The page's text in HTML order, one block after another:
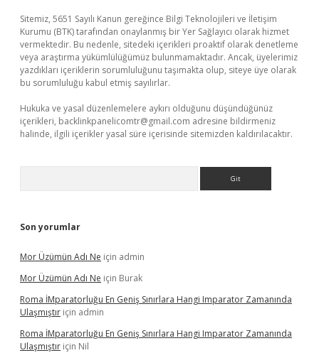
Sitemiz, 5651 Sayılı Kanun gereğince Bilgi Teknolojileri ve İletişim
Kurumu (BTK) tarafından onaylanmış bir Yer Sağlayıcı olarak hizmet
vermektedir. Bu nedenle, sitedeki içerikleri proaktif olarak denetleme
veya araştırma yükümlülüğümüz bulunmamaktadır. Ancak, üyelerimiz
yazdıkları içeriklerin sorumluluğunu taşımakta olup, siteye üye olarak
bu sorumluluğu kabul etmiş sayılırlar.
Hukuka ve yasal düzenlemelere aykırı olduğunu düşündüğünüz
içerikleri, backlinkpanelicomtr@gmail.com adresine bildirmeniz
halinde, ilgili içerikler yasal süre içerisinde sitemizden kaldırılacaktır.
Son yorumlar
Mor Üzümün Adı Ne için admin
Mor Üzümün Adı Ne için Burak
Roma İMparatorluğu En Geniş Sınırlara Hangi Imparator Zamanında
Ulaşmıştır için admin
Roma İMparatorluğu En Geniş Sınırlara Hangi Imparator Zamanında
Ulaşmıştır için Nil